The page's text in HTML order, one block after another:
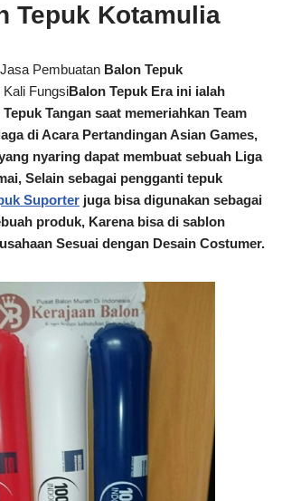
Tepuk Kotamulia
Pembuatan Balon Tepuk
Kali FungsiBalon Tepuk Era ini ialah
Tepuk Tangan saat memeriahkan Team
di Acara Pertandingan Asian Games,
nyaring dapat membuat sebuah Liga
Selain sebagai pengganti tepuk
Suporter juga bisa digunakan sebagai
produk, Karena bisadi sablon
Sesuai dengan Desain Costumer.